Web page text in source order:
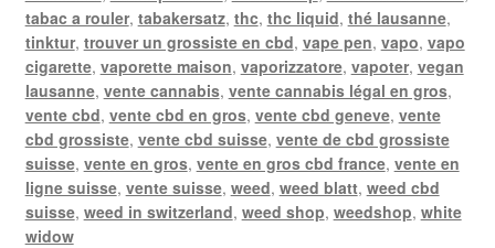
tabac a rouler, tabakersatz, thc, thc liquid, thé lausanne,
tinktur, trouver un grossiste en cbd, vape pen, vapo, vapo
cigarette, vaporette maison, vaporizzatore, vapoter, vegan
lausanne, vente cannabis, vente cannabis légal en gros,
vente cbd, vente cbd en gros, vente cbd geneve, vente
cbd grossiste, vente cbd suisse, vente de cbd grossiste
suisse, vente en gros, vente en gros cbd france, vente en
ligne suisse, vente suisse, weed, weed blatt, weed cbd
suisse, weed in switzerland, weed shop, weedshop, white
widow